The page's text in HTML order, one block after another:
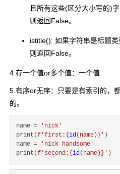
且所有这些(区分大小写的)
则返回False。
istitle(): 如果字符串是标题
则返回False。
4.存一个值or多个值：一个值
5.有序or无序：只要是有索引的，
的。
name =
'nick'
print(f'first: { id(name)} ' )
name =
'nick handsome'
print(f'second: { id(name)} '